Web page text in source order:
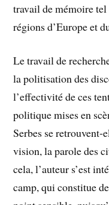
travail de mémoire tel
régions d’Europe et
Le travail de
la politisation des
l’effectivité de ces
politique mises en
Serbes se retrouvent-
vision, la parole des
cela, l’auteur s’est
camp, qui constitue